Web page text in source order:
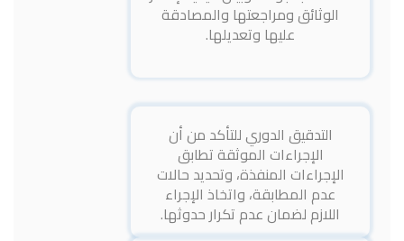
الوثائق ومراجعتها والمصادقة
عليها وتعديلها.
التدقيق الدوري للتأكد من أن
الإجراءات الموثقة تطابق
الإجراءات المنفذة، وتحديد حالات
عدم المطابقة، واتخاذ الإجراء
اللازم لضمان عدم تكرار حدوثها.